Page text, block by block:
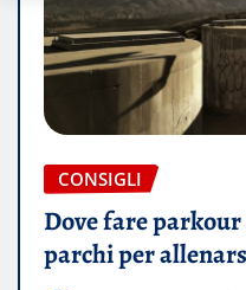
CONSIGLI
Dove fare
parchi per